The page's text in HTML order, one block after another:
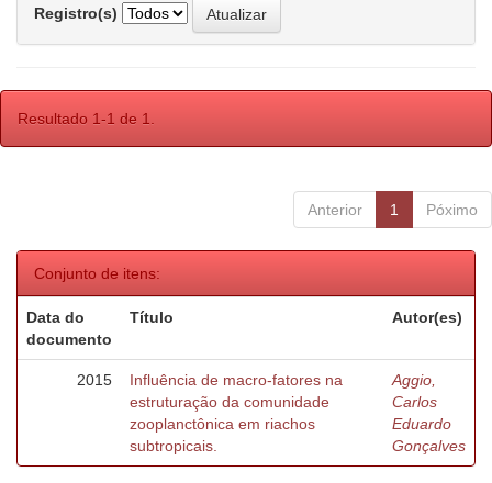
Registro(s)
Resultado 1-1 de 1.
Anterior 1 Póximo
Conjunto de itens:
Data do
documento
Título Autor(es)
2015
Influência de macro-fatores na
estruturação da comunidade
zooplanctônica em riachos
subtropicais.
Aggio,
Carlos
Eduardo
Gonçalves